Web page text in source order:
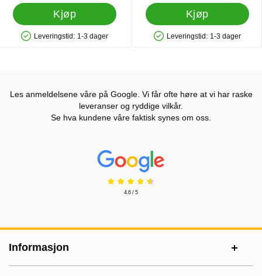
Kjøp
Produkttilgjengelighet: På lager
Leveringstid: 1-3 dager
Kjøp
Produkttilgjengelighet: På lager
Leveringstid: 1-3 dager
Les anmeldelsene våre på Google. Vi får ofte høre at vi har raske
leveranser og ryddige vilkår.
Se hva kundene våre faktisk synes om oss.
Prisjakt Vurdering: 4.6 Stjerne
4.6 / 5
Informasjon